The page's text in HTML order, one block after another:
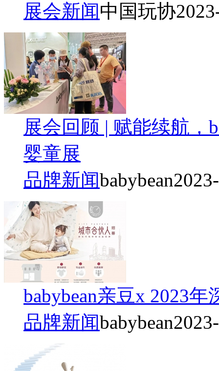
展会新闻中国玩协
展会回顾 | 赋能续航，
婴童展
品牌新闻babybean
babybean亲豆x 2023
品牌新闻babybean